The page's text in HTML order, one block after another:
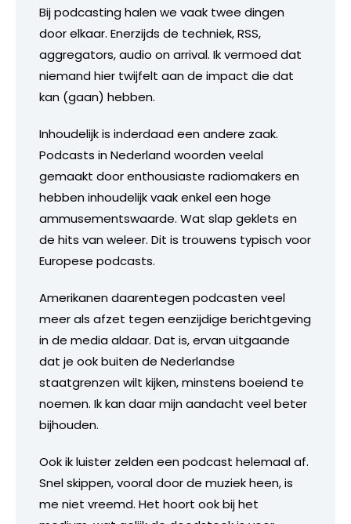
Bij podcasting halen we vaak twee dingen
door elkaar. Enerzijds de techniek, RSS,
aggregators, audio on arrival. Ik vermoed dat
niemand hier twijfelt aan de impact die dat
kan (gaan) hebben.
Inhoudelijk is inderdaad een andere zaak.
Podcasts in Nederland woorden veelal
gemaakt door enthousiaste radiomakers en
hebben inhoudelijk vaak enkel een hoge
ammusementswaarde. Wat slap geklets en
de hits van weleer. Dit is trouwens typisch voor
Europese podcasts.
Amerikanen daarentegen podcasten veel
meer als afzet tegen eenzijdige berichtgeving
in de media aldaar. Dat is, ervan uitgaande
dat je ook buiten de Nederlandse
staatgrenzen wilt kijken, minstens boeiend te
noemen. Ik kan daar mijn aandacht veel beter
bijhouden.
Ook ik luister zelden een podcast helemaal af.
Snel skippen, vooral door de muziek heen, is
me niet vreemd. Het hoort ook bij het